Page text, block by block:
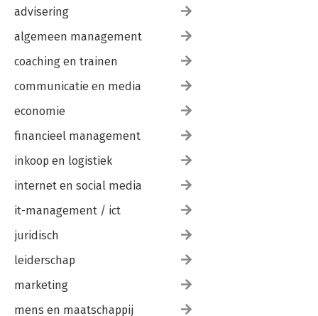
advisering
algemeen management
coaching en trainen
communicatie en media
economie
financieel management
inkoop en logistiek
internet en social media
it-management / ict
juridisch
leiderschap
marketing
mens en maatschappij